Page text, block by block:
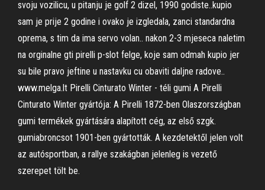
svoju vozilicu, u pitanju je golf 2 dizel, 1990 godiste..kupio
sam je prije 2 godine i ovako je izgledala, zanci standardna
oprema, s tim da ima servo volan.. nakon 2-3 mjeseca naletim
na orginalne gti pirelli p-slot felge, koje sam odmah kupio jer
su bile pravo jeftine u nastavku cu obaviti daljne radove..
www.melga.lt Pirelli Cinturato Winter - téli gumi A Pirelli
Cinturato Winter gyártója: A Pirelli 1872-ben Olaszországban
gumi termékek gyártására alapított cég, az első szgk.
gumiabroncsot 1901-ben gyártották. A kezdetektől jelen volt
az autósportban, a rallye szakágban jelenleg is vezető
szerepet tölt be.